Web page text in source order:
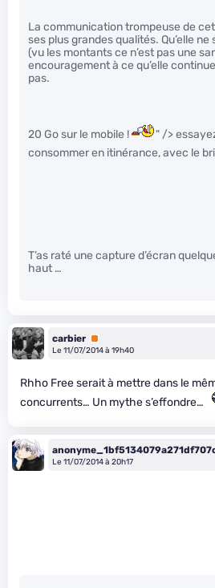
La communication trompeuse de
ses plus grandes qualités. Qu’elle
(vu les montants ce n’est pas une
encouragement à ce qu’elle
pas.
20 Go sur le mobile !
" />
consommer en itinérance, avec le
T’as raté une capture d’écran
haut …
carbier Premium
Le 11/07/2014 à 19h40
Rhho Free serait à mettre dans le
concurrents… Un mythe s’effondre…
Le 11/07/2014 à 20h17